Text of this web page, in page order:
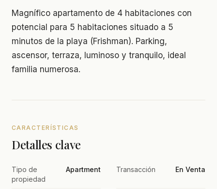
Magnífico apartamento de 4 habitaciones con
potencial para 5 habitaciones situado a 5
minutos de la playa (Frishman). Parking,
ascensor, terraza, luminoso y tranquilo, ideal
familia numerosa.
CARACTERÍSTICAS
Detalles clave
Tipo de
propiedad
Apartment Transacción En Venta